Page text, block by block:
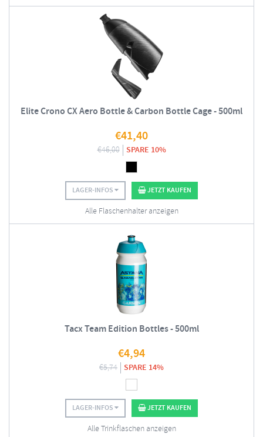
Elite Crono CX Aero Bottle & Carbon Bottle Cage - 500ml
€41,40
€46,00 SPARE 10%
LAGER-INFOS JETZT KAUFEN
Alle Flaschenhalter anzeigen
Tacx Team Edition Bottles - 500ml
€4,94
€5,74 SPARE 14%
LAGER-INFOS JETZT KAUFEN
Alle Trinkflaschen anzeigen